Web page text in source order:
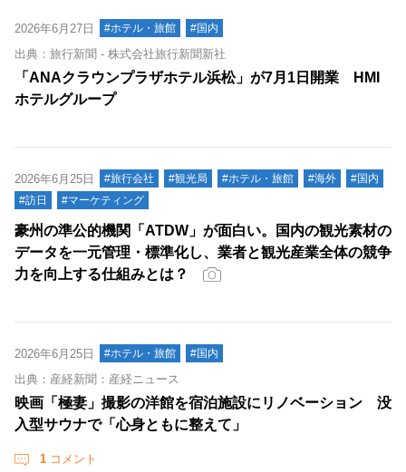
2026年6月27日 #ホテル・旅館 #国内
出典：旅行新聞 - 株式会社旅行新聞新社
「ANAクラウンプラザホテル浜松」が7月1日開業 HMI
ホテルグループ
2026年6月25日 #旅行会社 #観光局 #ホテル・旅館 #海外
#国内
#訪日
#マーケティング
豪州の準公的機関「ATDW」が面白い。国内の観光素材の
データを一元管理・標準化し、業者と観光産業全体の競争
力を向上する仕組みとは？
2026年6月25日 #ホテル・旅館 #国内
出典：産経新聞：産経ニュース
映画「極妻」撮影の洋館を宿泊施設にリノベーション 没
入型サウナで「心身ともに整えて」
1 コメント